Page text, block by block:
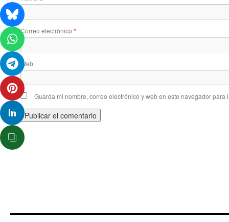
Correo electrónico *
Web
Guarda mi nombre, correo electrónico y web en este navegador para